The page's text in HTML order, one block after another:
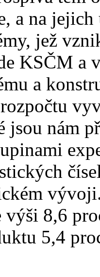
a na
jež
KSČM a
a
jsou nám
8,6
5,4